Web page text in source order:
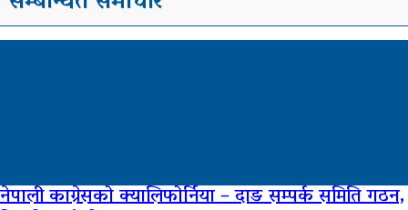
नेपाली काग्रेसको क्यालिफोर्निया – दाङ सम्पर्क समिति गठन,